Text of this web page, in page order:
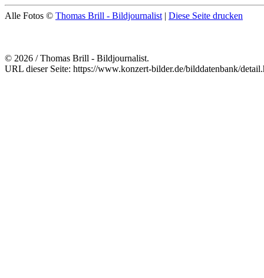
Alle Fotos © Thomas Brill - Bildjournalist | Diese Seite drucken
© 2026 / Thomas Brill - Bildjournalist.
URL dieser Seite: https://www.konzert-bilder.de/bilddatenbank/